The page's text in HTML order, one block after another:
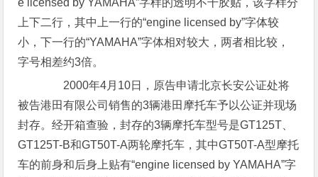
e licensed by YAMAHA”字样的透明不干胶贴，该字样分
上下二行，其中上一行的“engine licensed by”字体较
小，下一行的“YAMAHA”字体相对较大，两者相比较，
字号相差约3倍。
2000年4月10日，原告申请北京长安公证处将
被告港田有限公司销售的3辆港田摩托车予以公证并现场
封存。经开箱查验，封存的3辆摩托车型号是GT125T、
GT125T-B和GT50T-A两轮摩托车，其中GT50T-A型摩托
车的前身和后身上贴有“engine licensed by YAMAHA”字